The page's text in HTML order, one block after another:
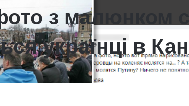
з малюнком
українці в